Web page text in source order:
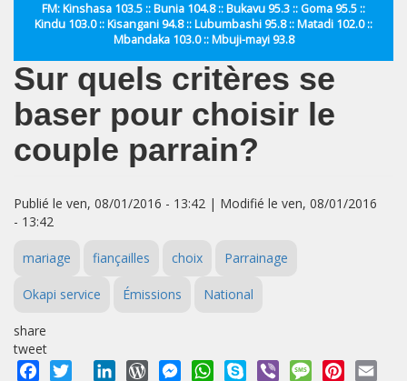
FM: Kinshasa 103.5 :: Bunia 104.8 :: Bukavu 95.3 :: Goma 95.5 ::
Kindu 103.0 :: Kisangani 94.8 :: Lubumbashi 95.8 :: Matadi 102.0 ::
Mbandaka 103.0 :: Mbuji-mayi 93.8
Sur quels critères se
baser pour choisir le
couple parrain?
Publié le ven, 08/01/2016 - 13:42 | Modifié le ven, 08/01/2016
- 13:42
mariage fiançailles choix Parrainage
Okapi service Émissions National
share
tweet
Facebook
Twitter LinkedInWordPressMessengerWhatsApp
Skype Viber MessagePinterest